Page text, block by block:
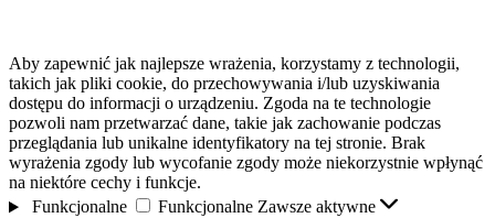
Aby zapewnić jak najlepsze wrażenia, korzystamy z technologii,
takich jak pliki cookie, do przechowywania i/lub uzyskiwania
dostępu do informacji o urządzeniu. Zgoda na te technologie
pozwoli nam przetwarzać dane, takie jak zachowanie podczas
przeglądania lub unikalne identyfikatory na tej stronie. Brak
wyrażenia zgody lub wycofanie zgody może niekorzystnie wpłynąć
na niektóre cechy i funkcje.
Funkcjonalne
Funkcjonalne Zawsze aktywne